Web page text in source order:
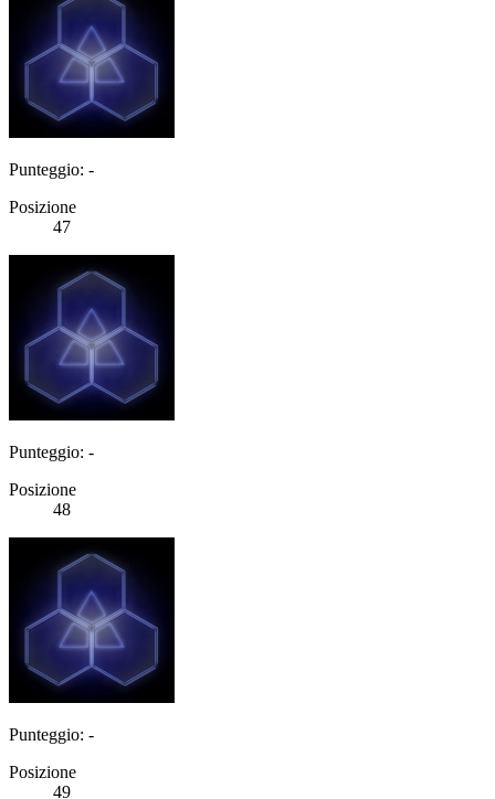
Punteggio: -
Posizione
47
Punteggio: -
Posizione
48
Punteggio: -
Posizione
49